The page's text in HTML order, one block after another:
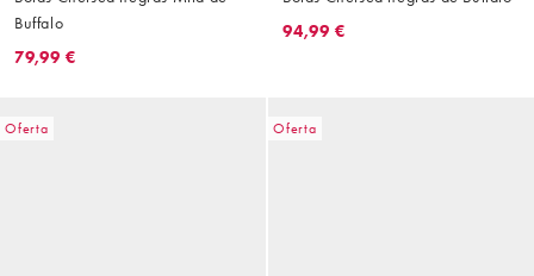
Buffalo
79,99 €
94,99 €
Oferta Oferta